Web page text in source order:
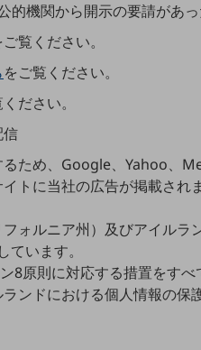
的機関から開示の要請があ
ご覧ください。
をご覧ください。
ださい。
信
ため、Google、Yahoo、
トに当社の広告が掲載さ
ォルニア州）及びアイル
います。
8原則に対応する措置をすべ
ンドにおける個人情報の保